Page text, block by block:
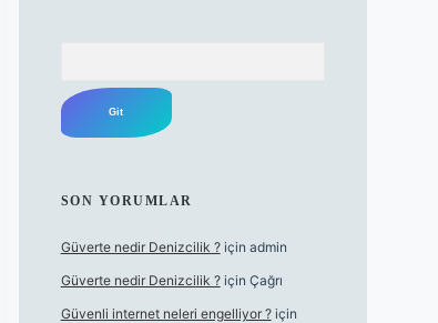
SON YORUMLAR
Güverte nedir Denizcilik ?için admin
Güverte nedir Denizcilik ?için Çağrı
Güvenli internet neleri engelliyor ?için